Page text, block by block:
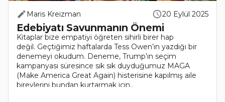
Maris Kreizman 20 Eylül 2025
Edebiyatı Savunmanın Önemi
Kitaplar bize empatiyi öğreten sihirli birer hap
değil. Geçtiğimiz haftalarda Tess Owen’ın yazdığı bir
denemeyi okudum. Deneme, Trump’ın seçim
kampanyası süresince sık sık duyduğumuz MAGA
(Make America Great Again) histerisine kapılmış aile
bireylerini bundan kurtarmak için..